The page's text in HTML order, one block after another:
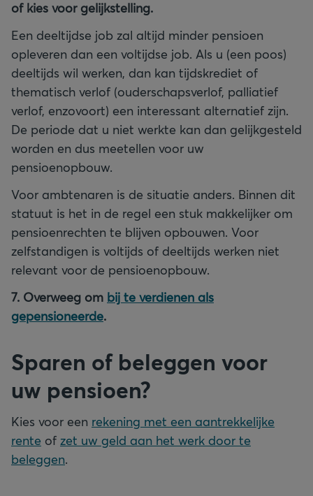
of kies voor gelijkstelling.
Een deeltijdse job zal altijd minder pensioen
opleveren dan een voltijdse job. Als u (een poos)
deeltijds wil werken, dan kan tijdskrediet of
thematisch verlof (ouderschapsverlof, palliatief
verlof, enzovoort) een interessant alternatief zijn.
De periode dat u niet werkte kan dan gelijkgesteld
worden en dus meetellen voor uw
pensioenopbouw.
Voor ambtenaren is de situatie anders. Binnen dit
statuut is het in de regel een stuk makkelijker om
pensioenrechten te blijven opbouwen. Voor
zelfstandigen is voltijds of deeltijds werken niet
relevant voor de pensioenopbouw.
7. Overweeg om bij te verdienen als
gepensioneerde.
Sparen of beleggen voor
uw pensioen?
Kies voor een rekening met een aantrekkelijke
rente of zet uw geld aan het werk door te
beleggen.